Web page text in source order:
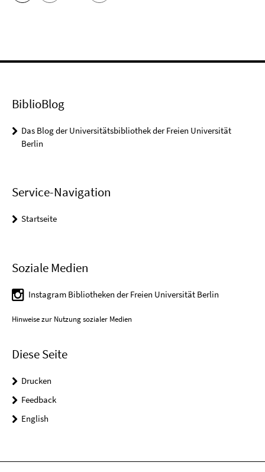
BiblioBlog
Das Blog der Universitätsbibliothek der Freien Universität
Berlin
Service-Navigation
Startseite
Soziale Medien
Instagram Bibliotheken der Freien Universität Berlin
Hinweise zur Nutzung sozialer Medien
Diese Seite
Drucken
Feedback
English